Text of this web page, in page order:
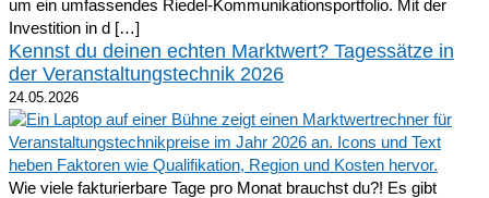
um ein umfassendes Riedel-Kommunikationsportfolio. Mit der
Investition in d […]
Kennst du deinen echten Marktwert? Tagessätze in
der Veranstaltungstechnik 2026
24.05.2026
Wie viele fakturierbare Tage pro Monat brauchst du?! Es gibt